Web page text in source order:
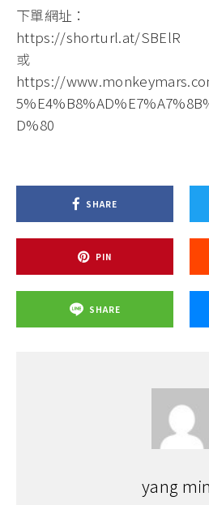
下單網址：
https://shorturl.at/SBElR
或
https://
D%80
SHARE
PIN
SHARE
yang